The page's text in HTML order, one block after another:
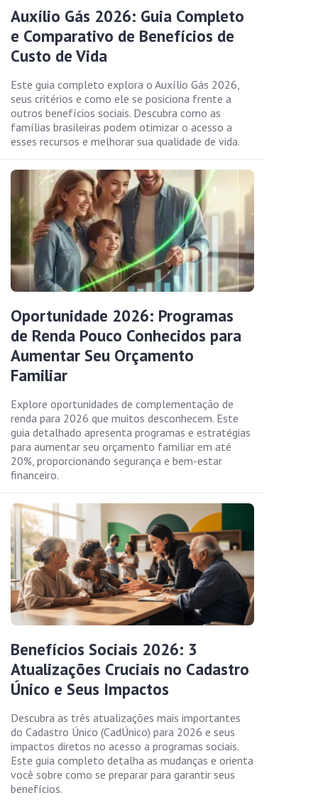
Auxílio Gás 2026: Guia Completo
e Comparativo de Benefícios de
Custo de Vida
Este guia completo explora o Auxílio Gás 2026,
seus critérios e como ele se posiciona frente a
outros benefícios sociais. Descubra como as
famílias brasileiras podem otimizar o acesso a
esses recursos e melhorar sua qualidade de vida.
Oportunidade 2026: Programas
de Renda Pouco Conhecidos para
Aumentar Seu Orçamento
Familiar
Explore oportunidades de complementação de
renda para 2026 que muitos desconhecem. Este
guia detalhado apresenta programas e estratégias
para aumentar seu orçamento familiar em até
20%, proporcionando segurança e bem-estar
financeiro.
Benefícios Sociais 2026: 3
Atualizações Cruciais no Cadastro
Único e Seus Impactos
Descubra as três atualizações mais importantes
do Cadastro Único (CadÚnico) para 2026 e seus
impactos diretos no acesso a programas sociais.
Este guia completo detalha as mudanças e orienta
você sobre como se preparar para garantir seus
benefícios.